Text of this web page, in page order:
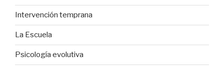
Intervención temprana
La Escuela
Psicología evolutiva